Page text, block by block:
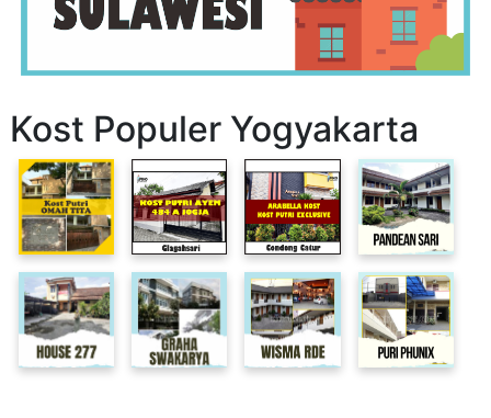
Kost Populer Yogyakarta